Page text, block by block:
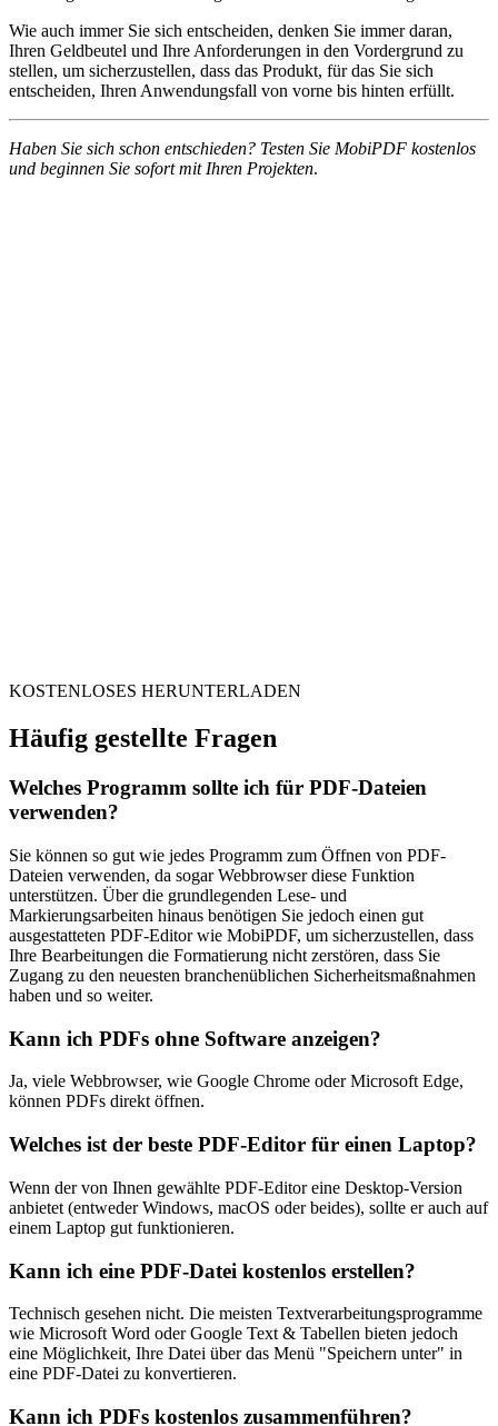
Wie auch immer Sie sich entscheiden, denken Sie immer daran,
Ihren Geldbeutel und Ihre Anforderungen in den Vordergrund zu
stellen, um sicherzustellen, dass das Produkt, für das Sie sich
entscheiden, Ihren Anwendungsfall von vorne bis hinten erfüllt.
Haben Sie sich schon entschieden? Testen Sie MobiPDF kostenlos
und beginnen Sie sofort mit Ihren Projekten.
KOSTENLOSES HERUNTERLADEN
Häufig gestellte Fragen
Welches Programm sollte ich für PDF-Dateien
verwenden?
Sie können so gut wie jedes Programm zum Öffnen von PDF-
Dateien verwenden, da sogar Webbrowser diese Funktion
unterstützen. Über die grundlegenden Lese- und
Markierungsarbeiten hinaus benötigen Sie jedoch einen gut
ausgestatteten PDF-Editor wie MobiPDF, um sicherzustellen, dass
Ihre Bearbeitungen die Formatierung nicht zerstören, dass Sie
Zugang zu den neuesten branchenüblichen Sicherheitsmaßnahmen
haben und so weiter.
Kann ich PDFs ohne Software anzeigen?
Ja, viele Webbrowser, wie Google Chrome oder Microsoft Edge,
können PDFs direkt öffnen.
Welches ist der beste PDF-Editor für einen Laptop?
Wenn der von Ihnen gewählte PDF-Editor eine Desktop-Version
anbietet (entweder Windows, macOS oder beides), sollte er auch auf
einem Laptop gut funktionieren.
Kann ich eine PDF-Datei kostenlos erstellen?
Technisch gesehen nicht. Die meisten Textverarbeitungsprogramme
wie Microsoft Word oder Google Text & Tabellen bieten jedoch
eine Möglichkeit, Ihre Datei über das Menü "Speichern unter" in
eine PDF-Datei zu konvertieren.
Kann ich PDFs kostenlos zusammenführen?